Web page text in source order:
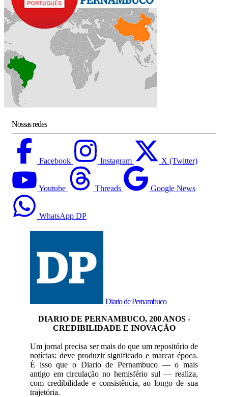
Nossas redes
Facebook Instagram X (Twitter)
Youtube Threads Google News
WhatsApp DP
Diario de Pernambuco
DIARIO DE PERNAMBUCO, 200 ANOS -
CREDIBILIDADE E INOVAÇÃO
Um jornal precisa ser mais do que um repositório de
notícias: deve produzir significado e marcar época.
É isso que o Diario de Pernambuco — o mais
antigo em circulação no hemisfério sul — realiza,
com credibilidade e consistência, ao longo de sua
trajetória.